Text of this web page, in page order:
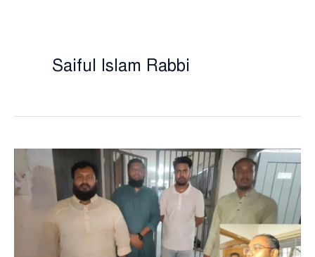
Saiful Islam Rabbi